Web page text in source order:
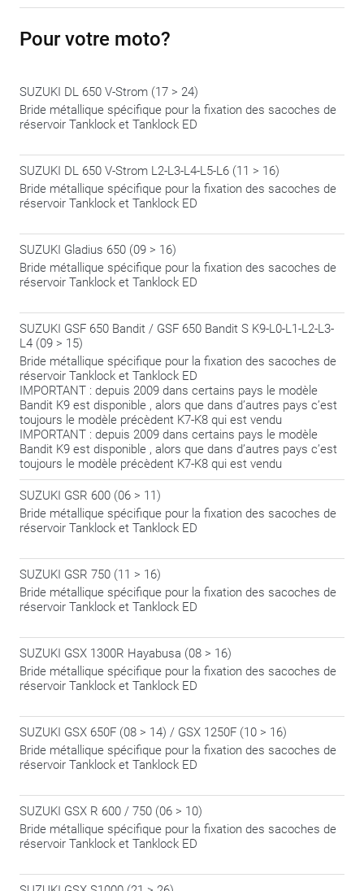
Pour votre moto?
SUZUKI DL 650 V-Strom (17 > 24)
Bride métallique spécifique pour la fixation des sacoches de
réservoir Tanklock et Tanklock ED
SUZUKI DL 650 V-Strom L2-L3-L4-L5-L6 (11 > 16)
Bride métallique spécifique pour la fixation des sacoches de
réservoir Tanklock et Tanklock ED
SUZUKI Gladius 650 (09 > 16)
Bride métallique spécifique pour la fixation des sacoches de
réservoir Tanklock et Tanklock ED
SUZUKI GSF 650 Bandit / GSF 650 Bandit S K9-L0-L1-L2-L3-
L4 (09 > 15)
Bride métallique spécifique pour la fixation des sacoches de
réservoir Tanklock et Tanklock ED
IMPORTANT : depuis 2009 dans certains pays le modèle
Bandit K9 est disponible , alors que dans d’autres pays c’est
toujours le modèle précèdent K7-K8 qui est vendu
IMPORTANT : depuis 2009 dans certains pays le modèle
Bandit K9 est disponible , alors que dans d’autres pays c’est
toujours le modèle précèdent K7-K8 qui est vendu
SUZUKI GSR 600 (06 > 11)
Bride métallique spécifique pour la fixation des sacoches de
réservoir Tanklock et Tanklock ED
SUZUKI GSR 750 (11 > 16)
Bride métallique spécifique pour la fixation des sacoches de
réservoir Tanklock et Tanklock ED
SUZUKI GSX 1300R Hayabusa (08 > 16)
Bride métallique spécifique pour la fixation des sacoches de
réservoir Tanklock et Tanklock ED
SUZUKI GSX 650F (08 > 14) / GSX 1250F (10 > 16)
Bride métallique spécifique pour la fixation des sacoches de
réservoir Tanklock et Tanklock ED
SUZUKI GSX R 600 / 750 (06 > 10)
Bride métallique spécifique pour la fixation des sacoches de
réservoir Tanklock et Tanklock ED